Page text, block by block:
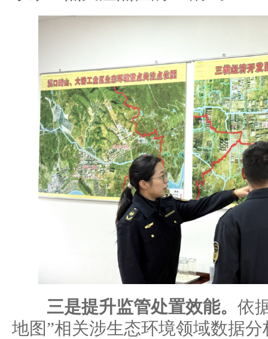
三是提升监管处置效能。 依
地图”相关涉生态环境领域数据